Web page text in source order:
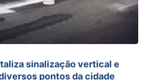
sinalização vertical e
pontos da cidade